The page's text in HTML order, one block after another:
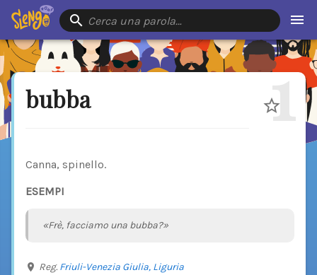
Cerca una parola…
bubba 1
Canna, spinello.
ESEMPI
«Frè, facciamo una bubba?»
Reg. Friuli-Venezia Giulia, Liguria